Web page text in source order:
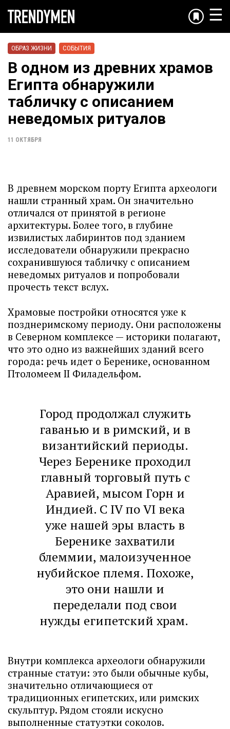
☰
ОБРАЗ ЖИЗНИ СОБЫТИЯ
В одном из древних храмов
Египта обнаружили
табличку с описанием
неведомых ритуалов
11 ОКТЯБРЯ
В древнем морском порту Египта археологи
нашли странный храм. Он значительно
отличался от принятой в регионе
архитектуры. Более того, в глубине
извилистых лабиринтов под зданием
исследователи обнаружили прекрасно
сохранившуюся табличку с описанием
неведомых ритуалов и попробовали
прочесть текст вслух.
Храмовые постройки относятся уже к
позднеримскому периоду. Они расположены
в Северном комплексе — историки полагают,
что это одно из важнейших зданий всего
города: речь идет о Беренике, основанном
Птоломеем II Филадельфом.
Город продолжал служить
гаванью и в римский, и в
византийский периоды.
Через Беренике проходил
главный торговый путь с
Аравией, мысом Горн и
Индией. С IV по VI века
уже нашей эры власть в
Беренике захватили
блеммии, малоизученное
нубийское племя. Похоже,
это они нашли и
переделали под свои
нужды египетский храм.
Внутри комплекса археологи обнаружили
странные статуи: это были обычные кубы,
значительно отличающиеся от
традиционных египетских, или римских
скульптур. Рядом стояли искусно
выполненные статуэтки соколов.